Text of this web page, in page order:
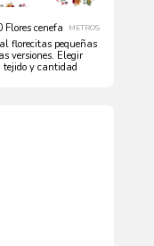
Flores cenefa METROS
florecitas pequeñas
versiones. Elegir
tejido y cantidad